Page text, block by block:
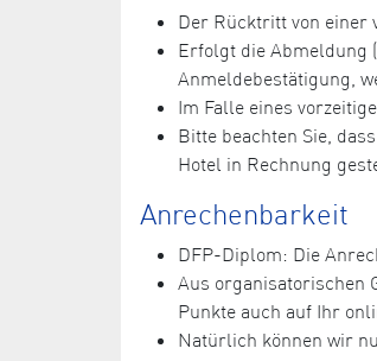
Der Rücktritt von einer
Erfolgt die Abmeldung
Anmeldebestätigung,
Im Falle eines
Bitte beachten Sie,
Hotel in Rechnung
Anrechenbarkeit
DFP-Diplom: Die
Aus organisatorischen
Punkte auch auf Ihr
Natürlich können wir